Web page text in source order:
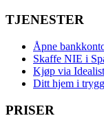
TJENESTER
Åpne
Skaffe NIE i
Kjøp via
Ditt hjem i
PRISER